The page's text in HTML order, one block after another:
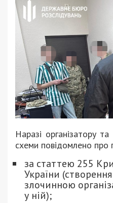
Наразі організатору
схеми повідомлено про
за статтею 255
України
злочинною
у ній);